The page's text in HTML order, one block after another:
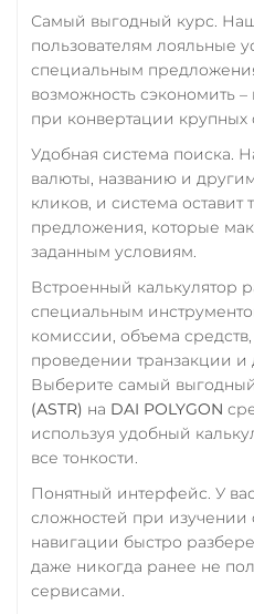
Самый выгодный курс.
пользователям лояльные
специальным
возможность сэкономить
при конвертации крупных
Удобная система поиска.
валюты, названию и
кликов, и система оставит
предложения, которые
заданным условиям.
Встроенный калькулятор
специальным
комиссии, объема
проведении транзакции и
Выберите самый
(ASTR) на DAI POLYGON
используя удобный
все тонкости.
Понятный интерфейс. У
сложностей при
навигации быстро
даже никогда ранее не
сервисами.